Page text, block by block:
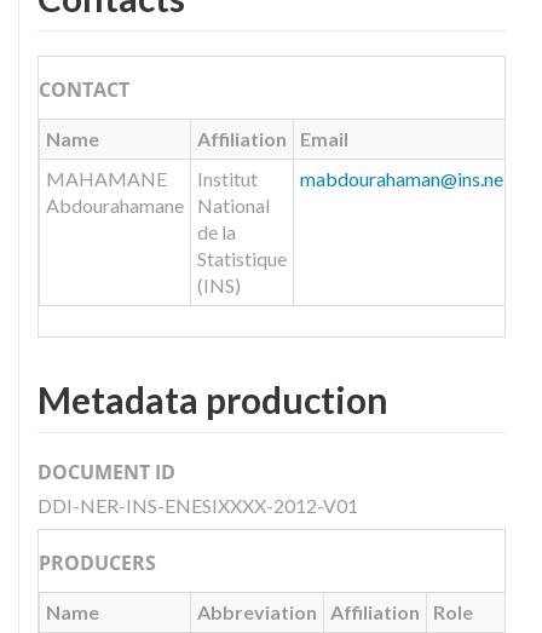
CONTACT
Name Affiliation Email
MAHAMANE
Abdourahamane
Institut
National
de la
Statistique
(INS)
mabdourahaman@ins.ne
Metadata production
DOCUMENT ID
DDI-NER-INS-ENESIXXXX-2012-V01
PRODUCERS
Name Abbreviation Affiliation
Role